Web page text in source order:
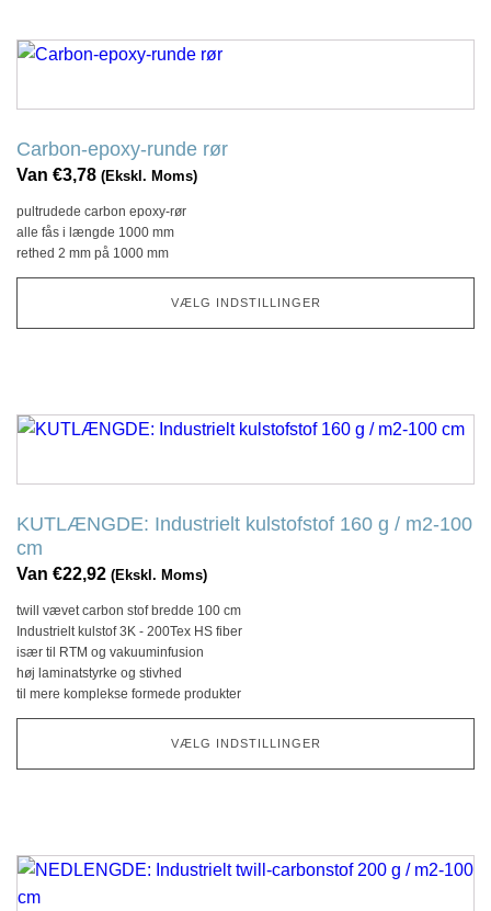
Carbon-epoxy-runde rør
Van €3,78 (Ekskl. Moms)
pultrudede carbon epoxy-rør
alle fås i længde 1000 mm
rethed 2 mm på 1000 mm
VÆLG INDSTILLINGER
Dette
har
variationer.
mulighed
kan
produktsiden
KUTLÆNGDE: Industrielt kulstofstof 160 g / m2-100
cm
Van €22,92 (Ekskl. Moms)
twill vævet carbon stof bredde 100 cm
Industrielt kulstof 3K - 200Tex HS fiber
især til RTM og vakuuminfusion
høj laminatstyrke og stivhed
til mere komplekse formede produkter
VÆLG INDSTILLINGER
Dette
har
variationer.
Denne
kan
vælges
på
produktsiden
Dette
produkt